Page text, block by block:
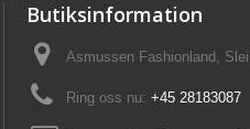
Butiksinformation
Asmussen Fashionland,
Ring oss nu: +45 28183087